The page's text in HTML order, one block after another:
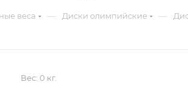
веса — Диски олимпийские —
Вес: 0 кг.